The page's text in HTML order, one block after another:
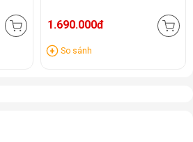
1.690.000đ
So sánh